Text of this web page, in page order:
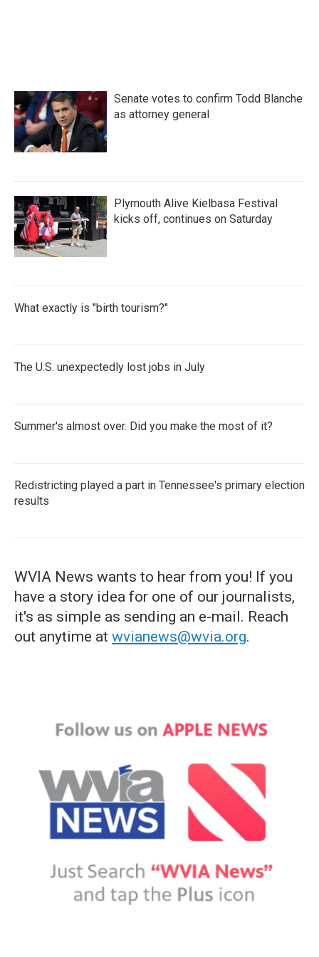
Senate votes to confirm Todd Blanche
as attorney general
Plymouth Alive Kielbasa Festival
kicks off, continues on Saturday
What exactly is "birth tourism?"
The U.S. unexpectedly lost jobs in July
Summer's almost over. Did you make the most of it?
Redistricting played a part in Tennessee's primary election
results
WVIA News wants to hear from you! If you
have a story idea for one of our journalists,
it's as simple as sending an e-mail. Reach
out anytime at wvianews@wvia.org.